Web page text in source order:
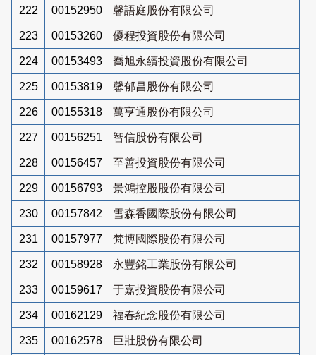
222 00152950 馨語庭股份有限公司
223 00153260 優程投資股份有限公司
224 00153493 喬旭永續投資股份有限公司
225 00153819 馨郁昌股份有限公司
226 00155318 萬亨通股份有限公司
227 00156251 智信股份有限公司
228 00156457 至善投資股份有限公司
229 00156793 景鴻控股股份有限公司
230 00157842 雪森香國際股份有限公司
231 00157977 梵博國際股份有限公司
232 00158928 永豐銘工業股份有限公司
233 00159617 于嘉投資股份有限公司
234 00162129 福春紀念股份有限公司
235 00162578 巨壯股份有限公司